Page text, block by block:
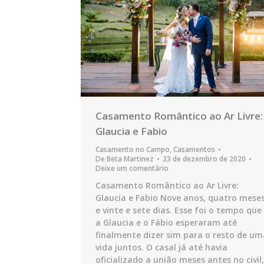
Casamento Romântico ao Ar Livre:
Glaucia e Fabio
Casamento no Campo,Casamentos
De Beta Martinez
23 de dezembro de 2020
Deixe um comentário
Casamento Romântico ao Ar Livre:
Glaucia e Fabio Nove anos, quatro
e vinte e sete dias. Esse foi o tempo que
a Glaucia e o Fábio esperaram até
finalmente dizer sim para o resto de
vida juntos. O casal já até havia
oficializado a união meses antes no civil,